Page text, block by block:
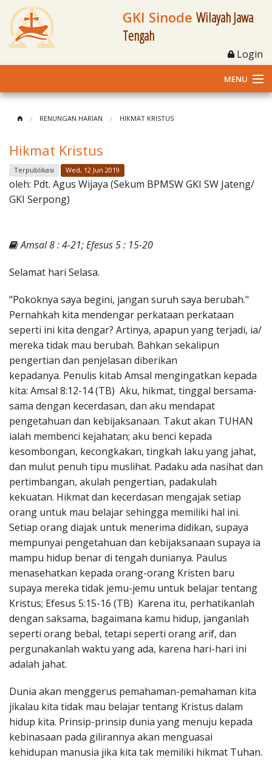
GKI Sinode Wilayah Jawa
Tengah
Login
MENU
Klasis dan Jemaat
Berita Kegiatan
Materi
RENUNGAN HARIAN HIKMAT KRISTUS
Hikmat Kristus
Terpublikasi Wed, 12 Jun 2019
oleh: Pdt. Agus Wijaya (Sekum BPMSW GKI SW Jateng/
GKI Serpong)
Amsal 8 : 4-21; Efesus 5 : 15-20
Selamat hari Selasa.
"Pokoknya saya begini, jangan suruh saya berubah."
Pernahkah kita mendengar perkataan perkataan
seperti ini kita dengar? Artinya, apapun yang terjadi, ia/
mereka tidak mau berubah. Bahkan sekalipun
pengertian dan penjelasan diberikan
kepadanya. Penulis kitab Amsal mengingatkan kepada
kita: Amsal 8:12-14 (TB) Aku, hikmat, tinggal bersama-
sama dengan kecerdasan, dan aku mendapat
pengetahuan dan kebijaksanaan. Takut akan TUHAN
ialah membenci kejahatan; aku benci kepada
kesombongan, kecongkakan, tingkah laku yang jahat,
dan mulut penuh tipu muslihat. Padaku ada nasihat dan
pertimbangan, akulah pengertian, padakulah
kekuatan. Hikmat dan kecerdasan mengajak setiap
orang untuk mau belajar sehingga memiliki hal ini.
Setiap orang diajak untuk menerima didikan, supaya
mempunyai pengetahuan dan kebijaksanaan supaya ia
mampu hidup benar di tengah dunianya. Paulus
menasehatkan kepada orang-orang Kristen baru
supaya mereka tidak jemu-jemu untuk belajar tentang
Kristus; Efesus 5:15-16 (TB) Karena itu, perhatikanlah
dengan saksama, bagaimana kamu hidup, janganlah
seperti orang bebal, tetapi seperti orang arif, dan
pergunakanlah waktu yang ada, karena hari-hari ini
adalah jahat.
Dunia akan menggerus pemahaman-pemahaman kita
jikalau kita tidak mau belajar tentang Kristus dalam
hidup kita. Prinsip-prinsip dunia yang menuju kepada
kebinasaan pada gilirannya akan menguasai
kehidupan manusia jika kita tak memiliki hikmat Tuhan.